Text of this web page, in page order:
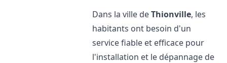
Dans la ville deThionville, les
habitants ont besoin d'un
service fiable et efficace pour
l'installation et le dépannage de